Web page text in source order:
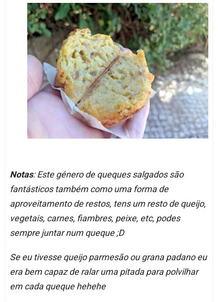
Notas: Este género de queques salgados são
fantásticos também como uma forma de
aproveitamento de restos, tens um resto de queijo,
vegetais, carnes, fiambres, peixe, etc, podes
sempre juntar num queque ;D
Se eu tivesse queijo parmesão ou grana padano eu
era bem capaz de ralar uma pitada para polvilhar
em cada queque hehehe